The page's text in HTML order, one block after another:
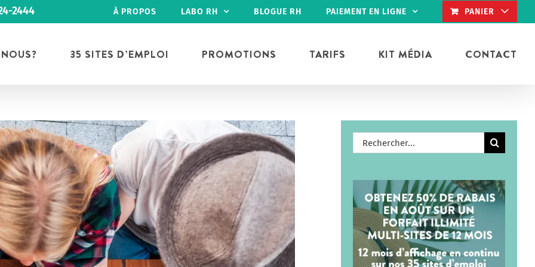
2444 À PROPOS LABO RH BLOGUE RH PAIEMENT EN LIGNE PANIER
35 SITES D’EMPLOI PROMOTIONS TARIFS KIT MÉDIA CONTACT
Rechercher: